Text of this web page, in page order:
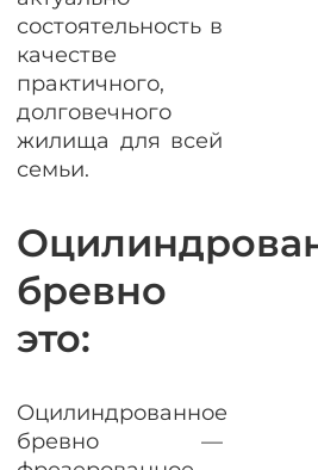
состоятельность в
качестве
практичного,
долговечного
жилища для всей
семьи.
бревно
это:
Оцилиндрованное
бревно —